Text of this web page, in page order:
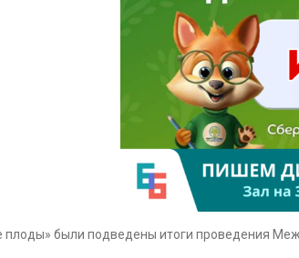
плоды» были подведены итоги проведения